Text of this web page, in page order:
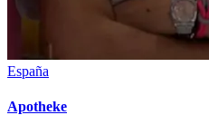
España
Apotheke